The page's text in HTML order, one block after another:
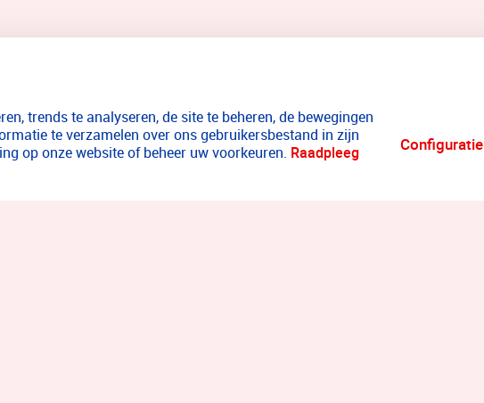
trends te analyseren, de site te beheren, de bewegingen
te verzamelen over ons gebruikersbestand in zijn
op onze website of beheer uw voorkeuren. Raadpleeg Configuratie